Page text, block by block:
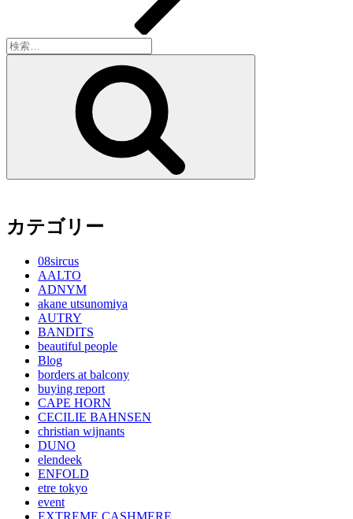
検
索:
カテゴリー
08sircus
AALTO
ADNYM
akane utsunomiya
AUTRY
BANDITS
beautiful people
Blog
borders at balcony
buying report
CAPE HORN
CECILIE BAHNSEN
christian wijnants
DUNO
elendeek
ENFOLD
etre tokyo
event